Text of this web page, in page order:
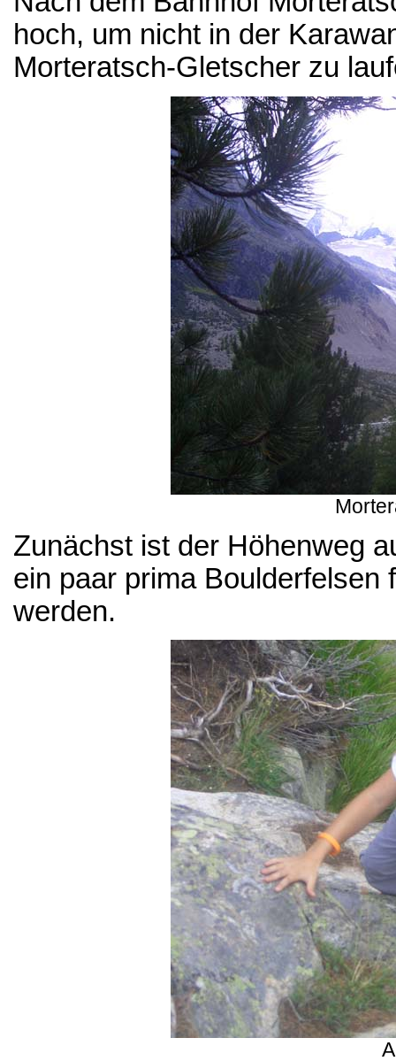
hoch, um nicht in der
Morteratsch-Gletscher zu
Zunächst ist der Höhenweg
ein paar prima Boulderfelsen
werden.